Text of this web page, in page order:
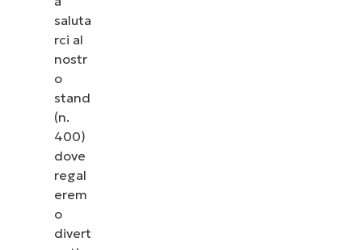
saluta
rci al
nostr
o
stand
(n.
400)
dove
regal
erem
o
divert